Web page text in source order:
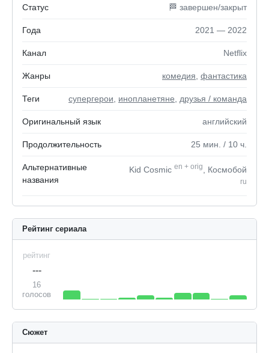
Статус 🏁 завершен/закрыт
Года 2021 — 2022
Канал Netflix
Жанры комедия фантастика
Теги супергерои инопланетяне друзья / команда
Оригинальный язык английский
Продолжительность 25 мин. / 10 ч.
Альтернативные
названия
Kid Cosmic en + orig , Космобой
ru
Рейтинг сериала
рейтинг
---
16
голосов
Сюжет